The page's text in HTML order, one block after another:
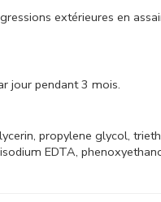
extérieures en
jour pendant 3 mois.
propylene glycol,
EDTA,